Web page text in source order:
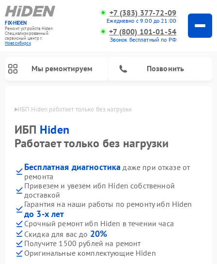
FIX-HIDEN
Ремонт устройств Hiden
Специализированный
cервисный центр г.
Новосибирск
+7 (383) 377-72-09
Ежедневно с 9:00 до 21:00
+7 (800) 101-01-54
Звонок бесплатный по РФ
Мы ремонтируем Позвонить
ИБП Hiden работает только без нагрузки
ИБП Hiden
Работает только без нагрузки
Бесплатная диагностика даже при отказе от
ремонта
Привезем и увезем ибп Hiden собственной
доставкой
Гарантия на наши работы по ремонту ибп Hiden
до 3-х лет
Срочный ремонт ибп Hiden в течении часа
Скидка для вас до 20%
Получите 1500 рублей на ремонт
Оригинальные комплектующие Hiden